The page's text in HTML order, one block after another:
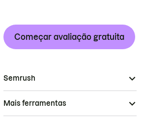
Começar avaliação gratuita
Semrush
Mais ferramentas